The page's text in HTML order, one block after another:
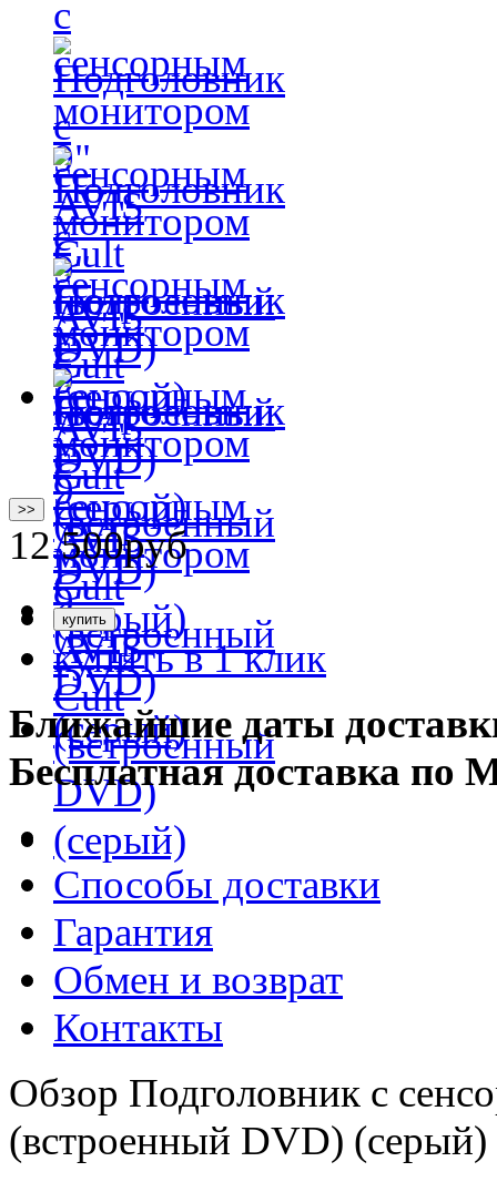
>>
12 500руб
купить в 1 клик
Ближайшие даты
Бесплатная доставка по
Способы доставки
Гарантия
Обмен и возврат
Контакты
Обзор Подголовник с
(встроенный DVD) (серый)